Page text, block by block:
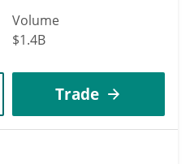
Volume
$1.4B
Trade